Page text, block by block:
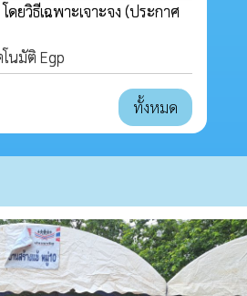
ยวิธีเฉพาะเจาะจง (ประกาศ
นมัติ Egp
ทั้งหมด